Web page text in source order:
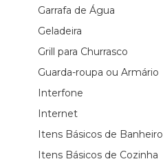
Garrafa de Água
Geladeira
Grill para Churrasco
Guarda-roupa ou Armário
Interfone
Internet
Itens Básicos de Banheiro
Itens Básicos de Cozinha